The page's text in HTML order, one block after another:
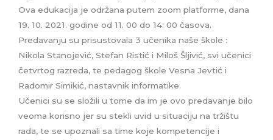
Ova edukacija je održana putem zoom platforme, dana
19. 10. 2021. godine od 11. 00 do 14: 00 časova.
Predavanju su prisustovala 3 učenika naše škole :
Nikola Stanojević, Stefan Ristić i Miloš Šljivić, svi učenici
četvrtog razreda, te pedagog škole Vesna Jevtić i
Radomir Simikić, nastavnik informatike.
Učenici su se složili u tome da im je ovo predavanje bilo
veoma korisno jer su stekli uvid u situaciju na tržištu
rada, te se upoznali sa time koje kompetencije i